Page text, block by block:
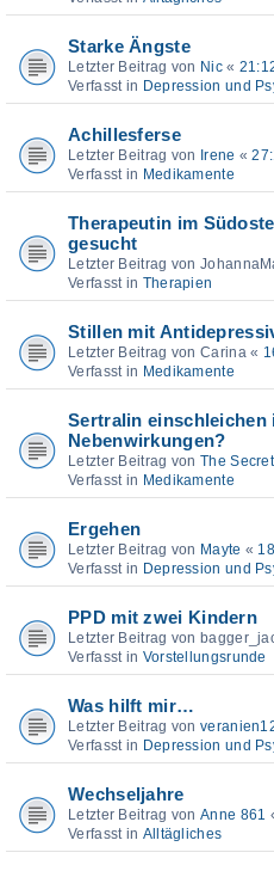
Starke Ängste
Letzter Beitrag von Nic«
Verfasst in Depression und
Achillesferse
Letzter Beitrag von Irene «
Verfasst in Medikamente
Therapeutin im
gesucht
Letzter Beitrag von
Verfasst in Therapien
Stillen mit
Letzter Beitrag vonCarina«
Verfasst in Medikamente
Sertralin einschleichen
Nebenwirkungen?
Letzter Beitrag von The
Verfasst in Medikamente
Ergehen
Letzter Beitrag von Mayte «
Verfasst in Depression und
PPD mit zwei Kindern
Letzter Beitrag von
Verfasst in Vorstellungsrunde
Was hilft mir…
Letzter Beitrag von
Verfasst in Depression und
Wechseljahre
Letzter Beitrag von Anne 861
Verfasst in Alltägliches